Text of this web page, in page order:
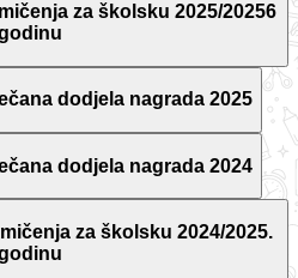
za školsku 2025/20256
dodjela nagrada 2025
dodjela nagrada 2024
za školsku 2024/2025.